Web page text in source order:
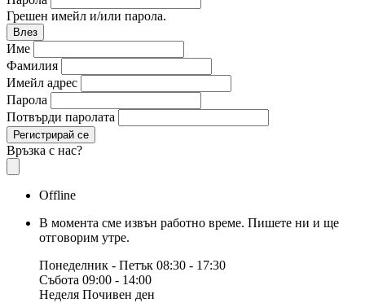
Грешен имейл и/или парола.
Влез
Име
Фамилия
Имейл адрес
Парола
Потвърди паролата
Регистрирай се
Връзка с нас?
Offline
В момента сме извън работно време. Пишете ни и ще
отговорим утре.
Понеделник - Петък 08:30 - 17:30
Събота 09:00 - 14:00
Неделя Почивен ден